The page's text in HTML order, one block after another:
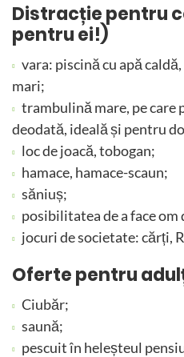
Distracție pentru
pentru ei!)
vara: piscină cu apă
mari;
trambulină mare, pe care
deodată, ideală și pentru
loc de joacă, tobogan;
hamace, hamace-scaun;
săniuș;
posibilitatea de a face om
jocuri de societate: cărți,
Oferte pentru
Ciubăr;
saună;
pescuit în heleșteul